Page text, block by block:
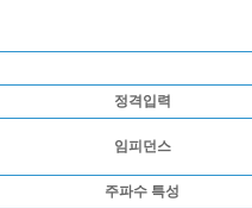
정격입력
임피던스
주파수 특성